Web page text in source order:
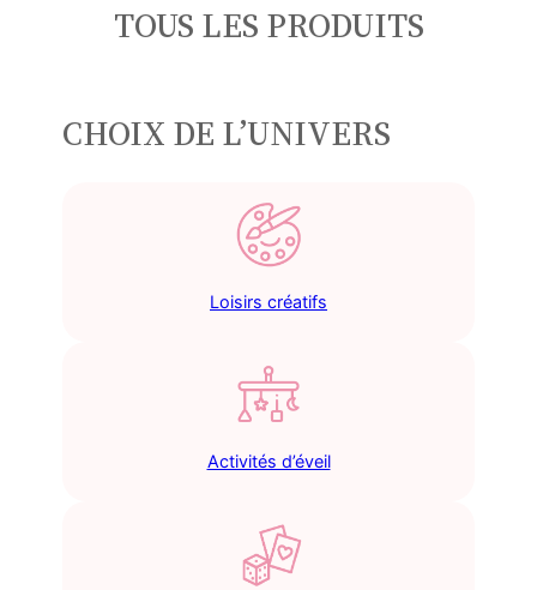
TOUS LES PRODUITS
CHOIX DE L’UNIVERS
Loisirs créatifs
Activités d’éveil